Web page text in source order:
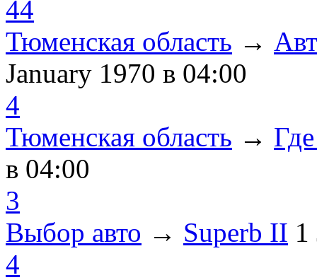
44
Тюменская область →
January 1970 в 04:00
4
Тюменская область →
в 04:00
3
Выбор авто → Superb II
4